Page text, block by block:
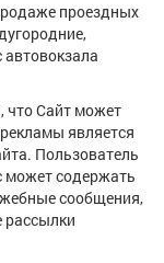
проездных
что Сайт может
является
Пользователь
может содержать
сообщения,
рассылки